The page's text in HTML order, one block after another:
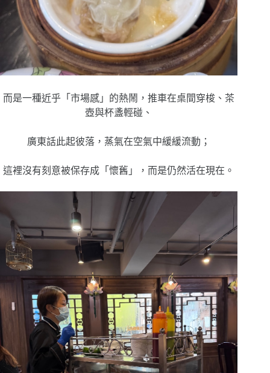
而是一種近乎「市場感」的熱鬧，推車在桌間穿梭、茶
壺與杯盞輕碰、
廣東話此起彼落， 蒸氣在空氣中緩緩流動；
這裡沒有刻意被保存成「懷舊」， 而是仍然活在現在。